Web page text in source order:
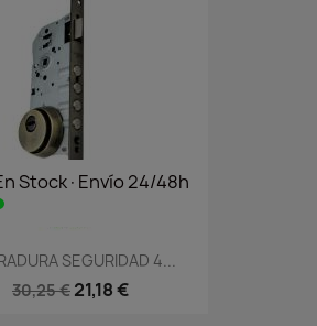
Stock·Envío 24/48h
SEGURIDAD 4...
30,25 € 21,18 €